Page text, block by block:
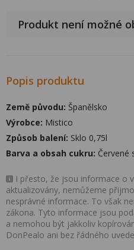
Produkt není možné
Popis produktu
Země původu: Španělsko
Výrobce: Mistico
Způsob balení: Sklo 0,75l
Barva a obsah cukru: Červené
I přesto, že jsou informace o
aktualizovány, nemůžeme
nesprávné informace. To však
zákona. Tyto informace jsou
a nemohou být jakkoliv
DonPealo ani bez řádného